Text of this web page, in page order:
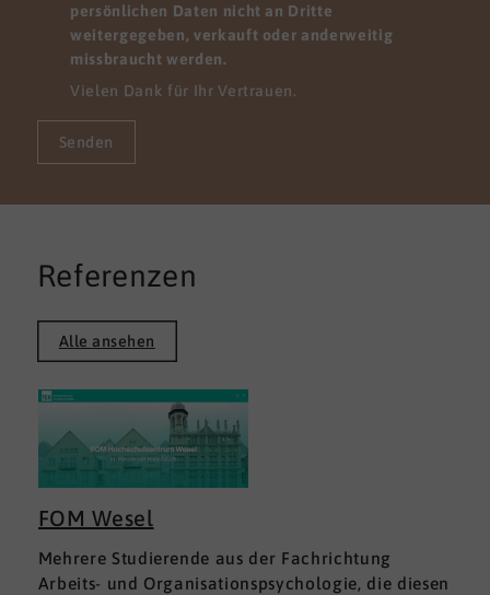
persönlichen Daten nicht an Dritte
weitergegeben, verkauft oder anderweitig
missbraucht werden.
Vielen Dank für Ihr Vertrauen.
Senden
Referenzen
Alle ansehen
FOM Wesel
Mehrere Studierende aus der Fachrichtung
Arbeits- und Organisationspsychologie, die diesen